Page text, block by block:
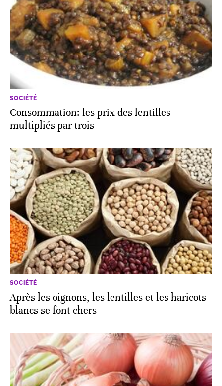
SOCIÉTÉ
Consommation: les prix des lentilles
multipliés par trois
SOCIÉTÉ
Après les oignons, les lentilles et les haricots
blancs se font chers